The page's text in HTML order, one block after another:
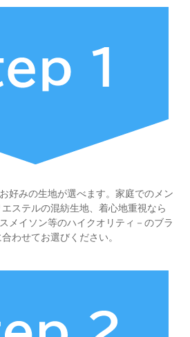
好みの生地が選べます。家庭でのメン
ステルの混紡生地、着心地重視なら
メイソン等のハイクオリティ－のブラ
わせてお選びください。